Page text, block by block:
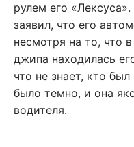
рулем его
заявил, что его
несмотря на то, что
джипа находилась
что не знает, кто
было темно, и она
водителя.